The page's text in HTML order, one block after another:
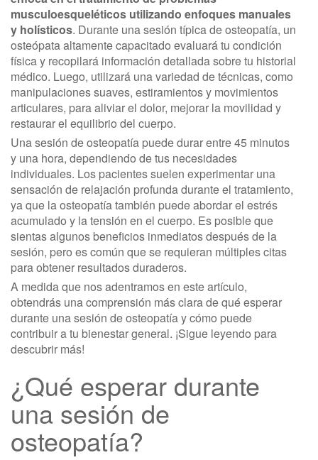
musculoesqueléticos utilizando enfoques manuales
y holísticos. Durante una sesión típica de osteopatía, un
osteópata altamente capacitado evaluará tu condición
física y recopilará información detallada sobre tu historial
médico. Luego, utilizará una variedad de técnicas, como
manipulaciones suaves, estiramientos y movimientos
articulares, para aliviar el dolor, mejorar la movilidad y
restaurar el equilibrio del cuerpo.
Una sesión de osteopatía puede durar entre 45 minutos
y una hora, dependiendo de tus necesidades
individuales. Los pacientes suelen experimentar una
sensación de relajación profunda durante el tratamiento,
ya que la osteopatía también puede abordar el estrés
acumulado y la tensión en el cuerpo. Es posible que
sientas algunos beneficios inmediatos después de la
sesión, pero es común que se requieran múltiples citas
para obtener resultados duraderos.
A medida que nos adentramos en este artículo,
obtendrás una comprensión más clara de qué esperar
durante una sesión de osteopatía y cómo puede
contribuir a tu bienestar general. ¡Sigue leyendo para
descubrir más!
¿Qué esperar durante
una sesión de
osteopatía?